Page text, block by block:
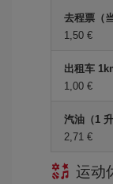
去程票（
1,50 €
出租车
1,00 €
汽油（1 升
2,71 €
运动